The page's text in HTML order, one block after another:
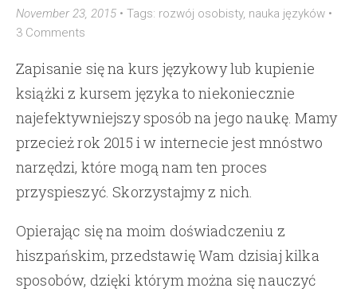
November 23, 2015 • Tags: rozwój osobisty, nauka języków •
3 Comments
Zapisanie się na kurs językowy lub kupienie
książki z kursem języka to niekoniecznie
najefektywniejszy sposób na jego naukę. Mamy
przecież rok 2015 i w internecie jest mnóstwo
narzędzi, które mogą nam ten proces
przyspieszyć. Skorzystajmy z nich.
Opierając się na moim doświadczeniu z
hiszpańskim, przedstawię Wam dzisiaj kilka
sposobów, dzięki którym można się nauczyć